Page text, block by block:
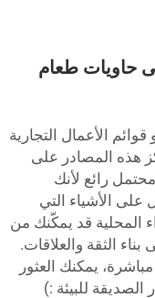
حاويات طعام
الأعمال التجارية
هذه المصادر على
رائع لأنك
الأشياء التي
المحلية قد يمكّنك من
الثقة والعلاقات.
يمكنك العثور
للبيئة :)